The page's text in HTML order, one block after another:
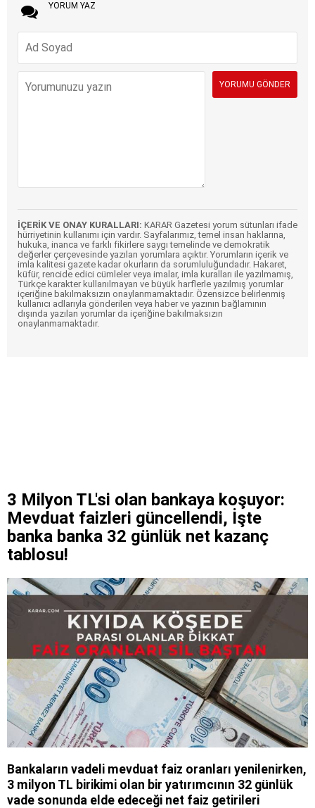
YORUM YAZ
İÇERİK VE ONAY KURALLARI: KARAR Gazetesi yorum sütunları ifade
hürriyetinin kullanımı için vardır. Sayfalarımız, temel insan haklarına,
hukuka, inanca ve farklı fikirlere saygı temelinde ve demokratik
değerler çerçevesinde yazılan yorumlara açıktır. Yorumların içerik ve
imla kalitesi gazete kadar okurların da sorumluluğundadır. Hakaret,
küfür, rencide edici cümleler veya imalar, imla kuralları ile yazılmamış,
Türkçe karakter kullanılmayan ve büyük harflerle yazılmış yorumlar
içeriğine bakılmaksızın onaylanmamaktadır. Özensizce belirlenmiş
kullanıcı adlarıyla gönderilen veya haber ve yazının bağlamının
dışında yazılan yorumlar da içeriğine bakılmaksızın
onaylanmamaktadır.
3 Milyon TL'si olan bankaya koşuyor:
Mevduat faizleri güncellendi, İşte
banka banka 32 günlük net kazanç
tablosu!
Bankaların vadeli mevduat faiz oranları yenilenirken,
3 milyon TL birikimi olan bir yatırımcının 32 günlük
vade sonunda elde edeceği net faiz getirileri